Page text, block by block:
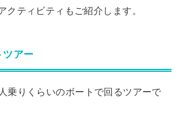
クティビティもご紹介します。
ツアー
乗りくらいのボートで回るツアーで